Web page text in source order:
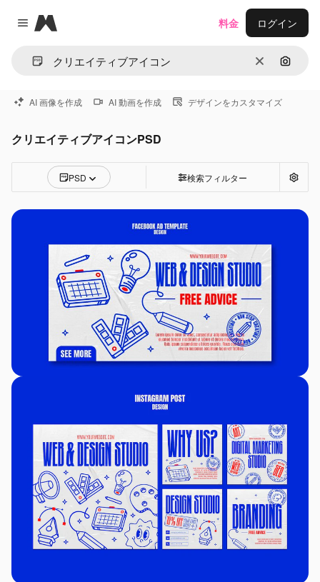
Close menu
Magnific
消去 画像で
料金 ログイン
AI 画像を作成 AI 動画を作成 デザインをカスタマイズ
クリエイティブアイコンPSD
PSD 検索フィルター